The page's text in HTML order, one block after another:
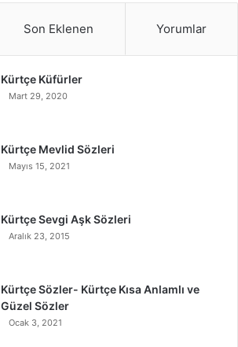
Son Eklenen Yorumlar
Kürtçe Küfürler
Mart 29, 2020
Kürtçe Mevlid Sözleri
Mayıs 15, 2021
Kürtçe Sevgi Aşk Sözleri
Aralık 23, 2015
Kürtçe Sözler- Kürtçe Kısa Anlamlı ve
Güzel Sözler
Ocak 3, 2021